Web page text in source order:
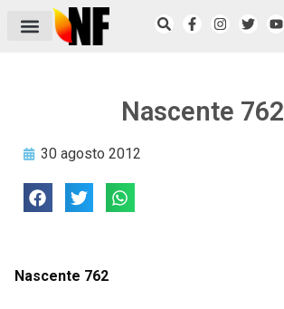
Nascente 762
30 agosto 2012
Nascente 762